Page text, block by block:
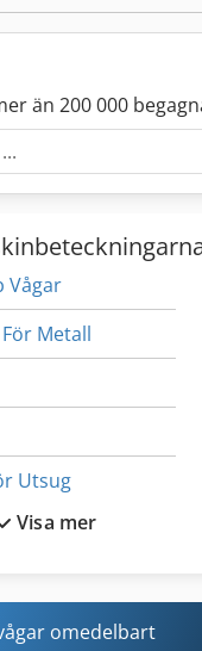
än 200 000
Vågar
Metall
Utsug
Visa mer
omedelbart